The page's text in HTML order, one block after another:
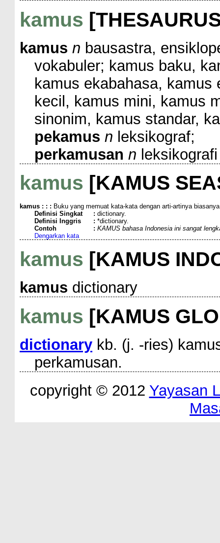
kamus
kamus n bausastra,
vokabuler; kamus baku,
kamus ekabahasa,
kecil, kamus mini, kamus
sinonim, kamus standar,
pekamus n leksikograf;
perkamusan n leksikografi
kamus [KAMUS
kamus : : : Buku yang memuat kata-kata dengan arti-artinya
Definisi Singkat
: dictionary.
Definisi Inggris
: *dictionary.
Contoh
: KAMUS bahasa Indonesia ini sangat
Dengarkan kata
kamus [KAMUS
kamus dictionary
kamus [KAMUS
dictionary kb. (j. -ries)
perkamusan.
copyright © 2012 Yayasan